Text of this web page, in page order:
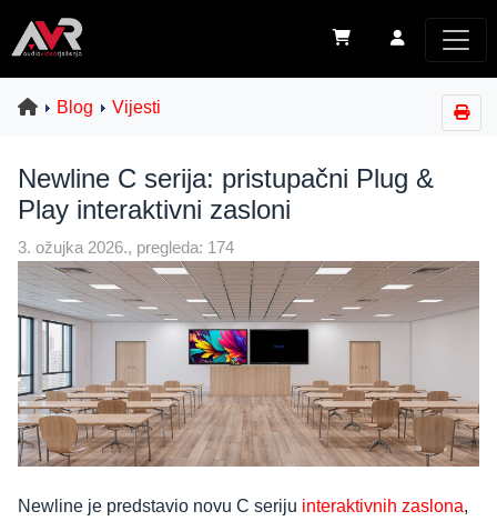
Blog Vijesti
Newline C serija: pristupačni Plug &
Play interaktivni zasloni
3. ožujka 2026., pregleda: 174
Newline je predstavio novu C seriju interaktivnih zaslona,